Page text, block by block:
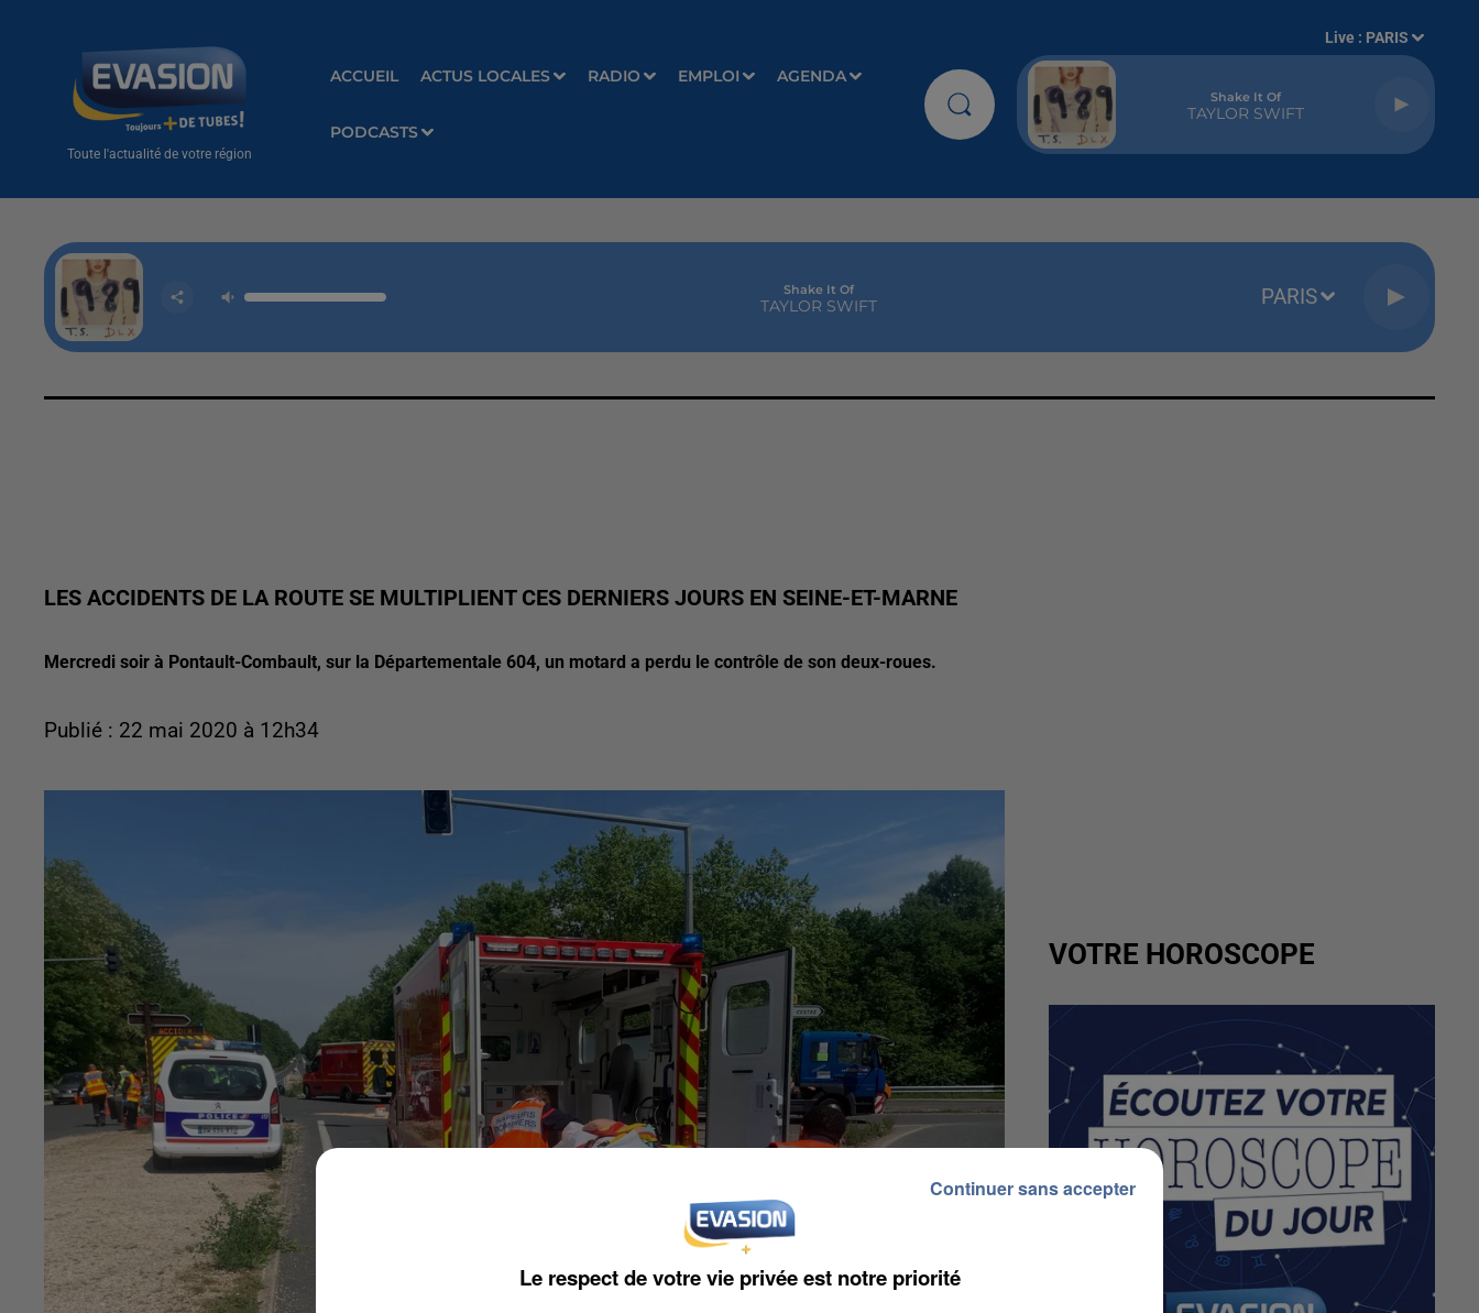
Toute l'actualité de votre région
ACCUEIL ACTUS LOCALES RADIO EMPLOI AGENDA
PODCASTS
Live : PARIS
Shake It Of
TAYLOR SWIFT
Shake It Of
TAYLOR SWIFT PARIS
LES ACCIDENTS DE LA ROUTE SE MULTIPLIENT CES DERNIERS JOURS EN SEINE-ET-MARNE
Mercredi soir à Pontault-Combault, sur la Départementale 604, un motard a perdu le contrôle de son deux-roues.
Publié : 22 mai 2020 à 12h34
VOTRE HOROSCOPE
Le respect de votre vie privée est notre priorité
Continuer sans accepter